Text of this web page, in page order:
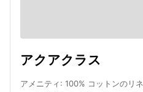
アクアクラス
アメニティ: 100% コットンのリ